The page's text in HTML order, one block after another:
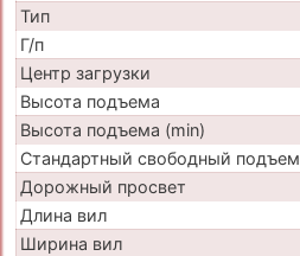
Тип
Г/п
Центр загрузки
Высота подъема
Высота подъема (min)
Стандартный свободный подъем
Дорожный просвет
Длина вил
Ширина вил